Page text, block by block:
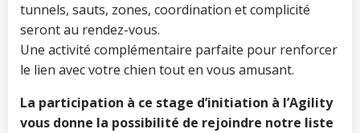
tunnels, sauts, zones, coordination et complicité
seront au rendez-vous.
Une activité complémentaire parfaite pour renforcer
le lien avec votre chien tout en vous amusant.
La participation à ce stage d’initiation à l’Agility
vous donne la possibilité de rejoindre notre liste